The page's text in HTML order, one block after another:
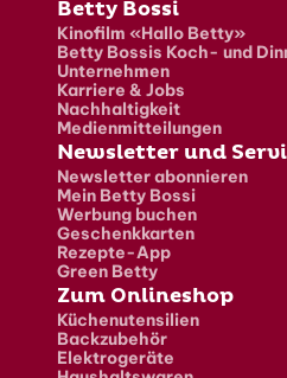
Fusszeile
Betty Bossi
Kinofilm «Hallo Betty»
Betty Bossis Koch- und
Unternehmen
Karriere & Jobs
Nachhaltigkeit
Medienmitteilungen
Newsletter und
Newsletter abonnieren
Mein Betty Bossi
Werbung buchen
Geschenkkarten
Rezepte-App
Green Betty
Zum Onlineshop
Küchenutensilien
Backzubehör
Elektrogeräte